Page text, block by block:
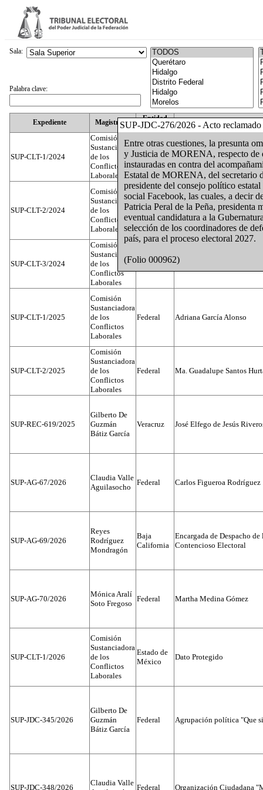
SUP-JDC-276/2026 - Acto reclamado
Entre otras cuestiones, la presunta
y Justicia de MORENA, respecto de
instauradas en contra del
Estatal de MORENA, del secretario
presidente del consejo político
social Facebook, las cuales, a decir
Patricia Peral de la Peña, presidenta
eventual candidatura a la
selección de los coordinadores de
país, para el proceso electoral 2027.
(Folio 000962)
Expediente Magistrado
Entidad
Federativa
SUP-CLT-1/2024
Comisión
Sustanciadora
de los
Conflictos
Laborales
Federal Juan José Serrato Velasco
SUP-CLT-2/2024
Comisión
Sustanciadora
de los
Conflictos
Laborales
Federal José Luis Muñoz Zambrano
SUP-CLT-3/2024
Comisión
Sustanciadora
de los
Conflictos
Laborales
Nuevo
Dato Protegido
SUP-CLT-1/2025
Comisión
Sustanciadora
de los
Conflictos
Laborales
Federal Adriana García Alonso
SUP-CLT-2/2025
Comisión
Sustanciadora
de los
Conflictos
Laborales
Federal Ma. Guadalupe Santos
SUP-REC-619/2025
Gilberto De
Guzmán
Bátiz García
Veracruz José Elfego de Jesús
SUP-AG-67/2026
Claudia Valle
Aguilasocho
Federal Carlos Figueroa Rodríguez
SUP-AG-69/2026
Reyes
Rodríguez
Mondragón
Baja
California
Encargada de Despacho
Contencioso Electoral
SUP-AG-70/2026
Mónica Aralí
Soto Fregoso
Federal Martha Medina Gómez
SUP-CLT-1/2026
Comisión
Sustanciadora
de los
Conflictos
Laborales
Estado de
México
Dato Protegido
SUP-JDC-345/2026
Gilberto De
Guzmán
Bátiz García
Federal Agrupación política "Que
SUP-JDC-348/2026
Claudia Valle
Federal Organización Ciudadana
Sala:
Palabra clave: